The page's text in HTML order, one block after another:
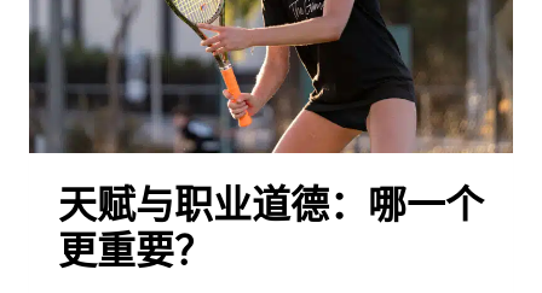
少
年
网
球
运
动
天赋与职业道德：哪一个
更重要？